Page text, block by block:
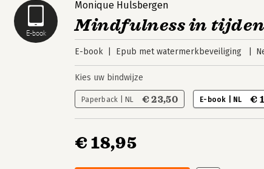
E-book
Monique Hulsbergen
Mindfulness in
E-book Epub met watermerkbeveiliging
Kies uw bindwijze
Paperback | NL € 23,50 E-book | NL €
€ 18,95